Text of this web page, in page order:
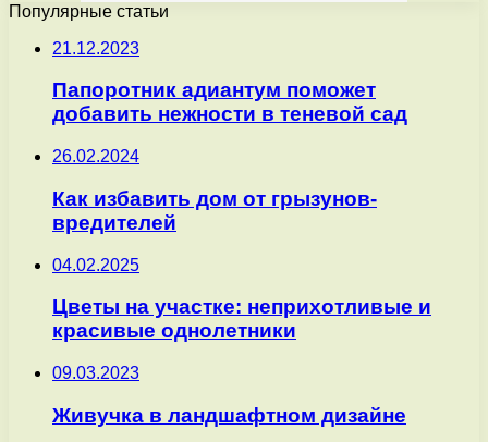
Популярные статьи
21.12.2023
Папоротник адиантум поможет
добавить нежности в теневой сад
26.02.2024
Как избавить дом от грызунов-
вредителей
04.02.2025
Цветы на участке: неприхотливые и
красивые однолетники
09.03.2023
Живучка в ландшафтном дизайне